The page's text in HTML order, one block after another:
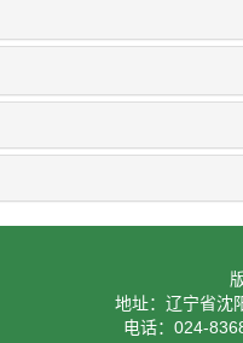
地址：辽宁省沈
电话：024-